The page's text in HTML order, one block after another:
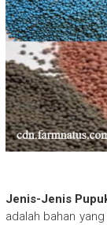
Jenis-Jenis
adalah bahan